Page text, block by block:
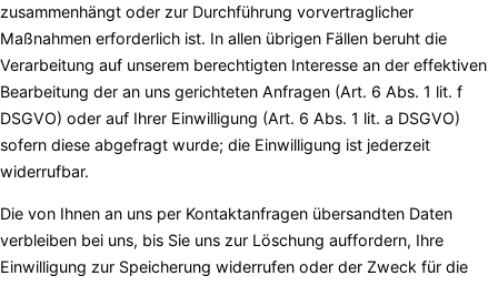
zusammenhängt oder zur Durchführung vorvertraglicher
Maßnahmen erforderlich ist. In allen übrigen Fällen beruht die
Verarbeitung auf unserem berechtigten Interesse an der effektiven
Bearbeitung der an uns gerichteten Anfragen (Art. 6 Abs. 1 lit. f
DSGVO) oder auf Ihrer Einwilligung (Art. 6 Abs. 1 lit. a DSGVO)
sofern diese abgefragt wurde; die Einwilligung ist jederzeit
widerrufbar.
Die von Ihnen an uns per Kontaktanfragen übersandten Daten
verbleiben bei uns, bis Sie uns zur Löschung auffordern, Ihre
Einwilligung zur Speicherung widerrufen oder der Zweck für die